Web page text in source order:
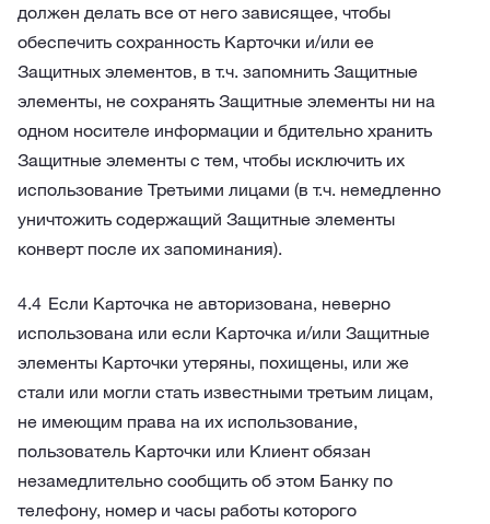
должен делать все от него зависящее, чтобы
обеспечить сохранность Карточки и/или ее
Защитных элементов, в т.ч. запомнить Защитные
элементы, не сохранять Защитные элементы ни на
одном носителе информации и бдительно хранить
Защитные элементы с тем, чтобы исключить их
использование Третьими лицами (в т.ч. немедленно
уничтожить содержащий Защитные элементы
конверт после их запоминания).
Если Карточка не авторизована, неверно
использована или если Карточка и/или Защитные
элементы Карточки утеряны, похищены, или же
стали или могли стать известными третьим лицам,
не имеющим права на их использование,
пользователь Карточки или Клиент обязан
незамедлительно сообщить об этом Банку по
телефону, номер и часы работы которого